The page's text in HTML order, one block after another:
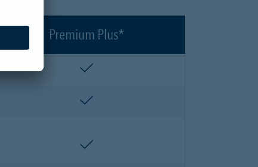
Premium Plus*
enthalten
enthalten
enthalten